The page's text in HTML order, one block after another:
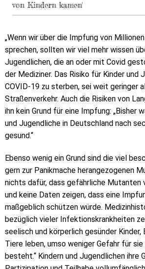
von Kindern kamen'
„Wenn wir über die Impfung von
sprechen, sollten wir viel mehr wissen
Jugendlichen, die an oder mit Covid
der Mediziner. Das Risiko für Kinder und
COVID-19 zu sterben, sei weit geringer
Straßenverkehr. Auch die Risiken von
ihn kein Grund für eine Impfung: „Bisher
und Jugendliche in Deutschland nach
gesund.“
Ebenso wenig ein Grund sind die viel
gern zur Panikmache herangezogenen
nichts dafür, dass gefährliche Mutanten
und keine Daten zeigen, dass eine
maßgeblich schützen würde.
bezüglich vieler Infektionskrankheiten
seelisch und körperlich gesünder Kinder,
Tiere leben, umso weniger Gefahr für sie
besteht.“ Kindern und Jugendlichen ihre